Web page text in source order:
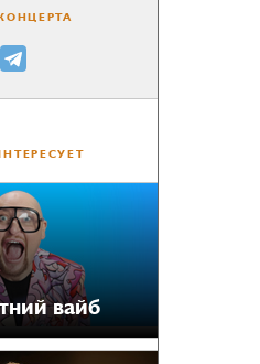
вайб